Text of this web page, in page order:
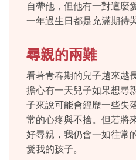
自帶他，但他有一對這麼
一年過生日都是充滿期待
尋親的兩難
看著青春期的兒子越來越
擔心有一天兒子如果想尋
子來說可能會經歷一些失
常的心疼與不捨。但若將
好尋親，我仍會一如往常
愛我的孩子。